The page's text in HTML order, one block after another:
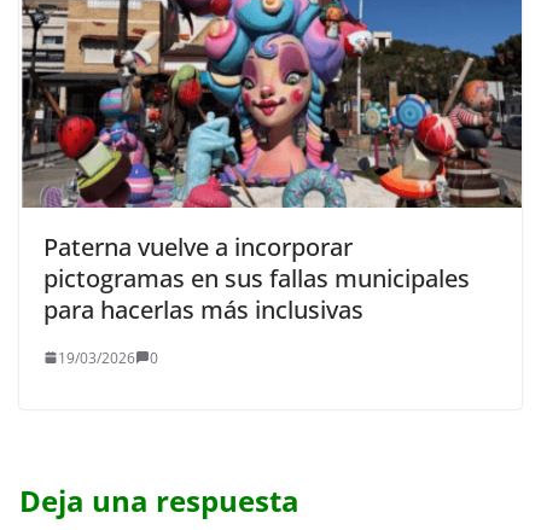
Paterna vuelve a incorporar
pictogramas en sus fallas municipales
para hacerlas más inclusivas
19/03/2026 0
Deja una respuesta